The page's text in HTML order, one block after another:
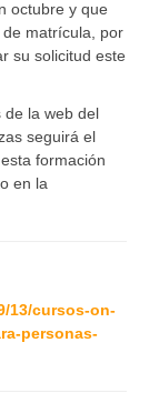
octubre y que
matrícula, por
su solicitud este
de la web del
seguirá el
formación
en la
13/cursos-on-
personas-